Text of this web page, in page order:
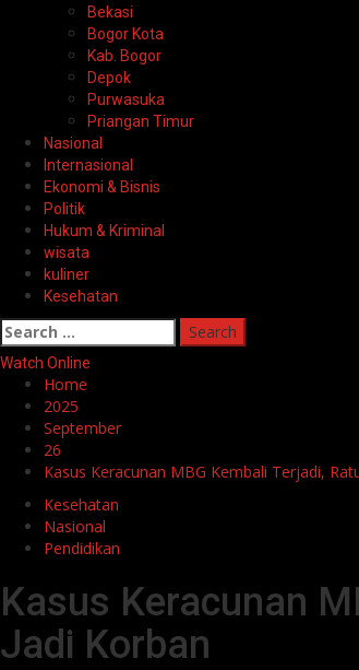
Bekasi
Bogor Kota
Kab. Bogor
Depok
Purwasuka
Priangan Timur
Nasional
Internasional
Ekonomi & Bisnis
Politik
Hukum & Kriminal
wisata
kuliner
Kesehatan
Search
for:
Watch Online
Home
2025
September
26
Kasus Keracunan MBG Kembali Terjadi,
Kesehatan
Nasional
Pendidikan
Kasus Keracunan
Jadi Korban